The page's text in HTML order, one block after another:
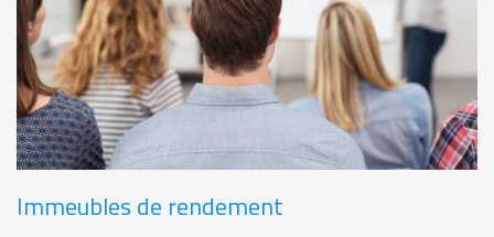
Immeubles de rendement